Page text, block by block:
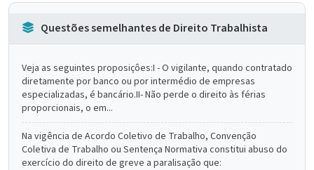
Questões semelhantes de Direito Trabalhista
Veja as seguintes proposiçôes:I - O vigilante, quando contratado
diretamente por banco ou por intermédio de empresas
especializadas, é bancário.II- Não perde o direito às férias
proporcionais, o em...
Na vigência de Acordo Coletivo de Trabalho, Convenção
Coletiva de Trabalho ou Sentença Normativa constitui abuso do
exercício do direito de greve a paralisação que: